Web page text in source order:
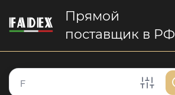
Прямой
поставщик в РФ